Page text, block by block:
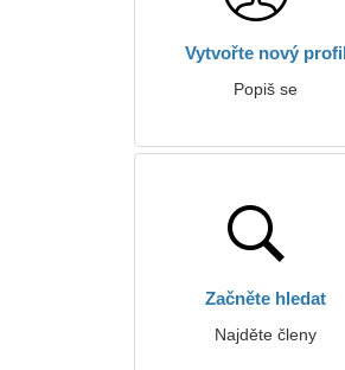
Vytvořte nový profil
Popiš se
Začněte hledat
Najděte členy